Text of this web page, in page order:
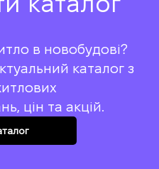
в новобудові?
каталог з
цін та акцій.